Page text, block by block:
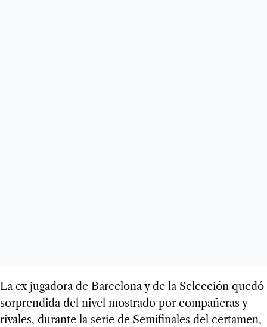
La ex jugadora de Barcelona y de la Selección quedó
sorprendida del nivel mostrado por compañeras y
rivales, durante la serie de Semifinales del certamen,